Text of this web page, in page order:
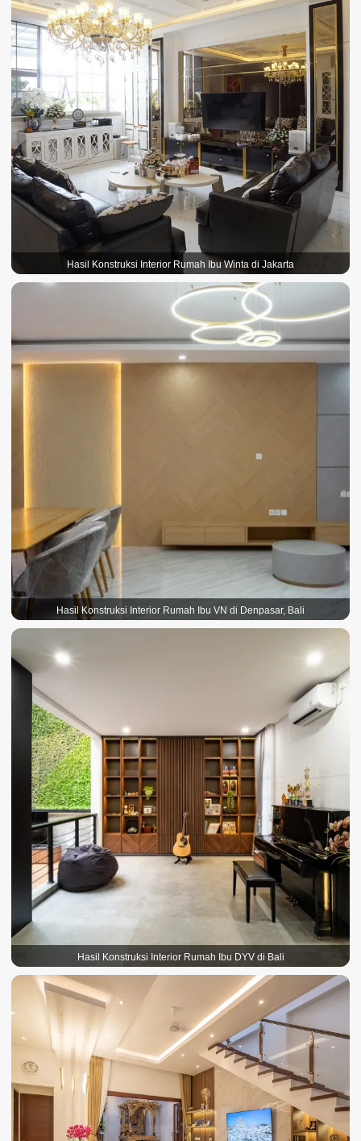
Hasil Konstruksi Interior Rumah Ibu Winta di Jakarta
Hasil Konstruksi Interior Rumah Ibu VN di Denpasar, Bali
Hasil Konstruksi Interior Rumah Ibu DYV di Bali